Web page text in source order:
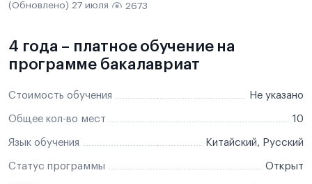
(Обновлено) 27 июля 2673
4 года – платное обучение на
программе бакалавриат
Стоимость обучения Не указано
Общее кол-во мест 10
Язык обучения Китайский, Русский
Статус программы Открыт